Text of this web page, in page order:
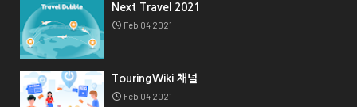
Next Travel 2021
Feb 04 2021
TouringWiki 채널
Feb 04 2021